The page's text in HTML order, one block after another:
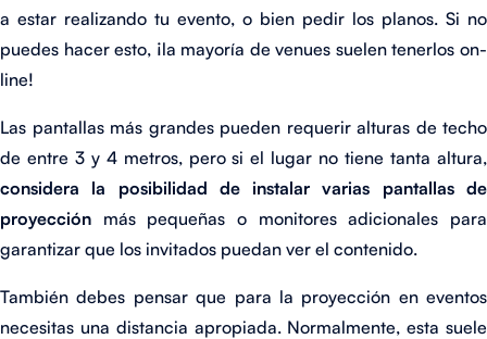
a estar realizando tu evento, o bien pedir los planos. Si no
puedes hacer esto, ¡la mayoría de venues suelen tenerlos on-
line!
Las pantallas más grandes pueden requerir alturas de techo
de entre 3 y 4 metros, pero si el lugar no tiene tanta altura,
considera la posibilidad de instalar varias pantallas de
proyección más pequeñas o monitores adicionales para
garantizar que los invitados puedan ver el contenido.
También debes pensar que para la proyección en eventos
necesitas una distancia apropiada. Normalmente, esta suele